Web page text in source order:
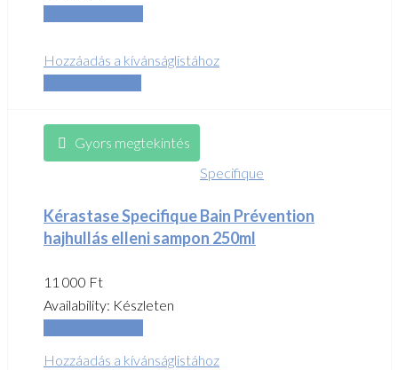
Hozzáadás a kívánságlistához
Gyors megtekintés
Specifique
Kérastase Specifique Bain Prévention
hajhullás elleni sampon 250ml
11 000 Ft
Availability: Készleten
Hozzáadás a kívánságlistához